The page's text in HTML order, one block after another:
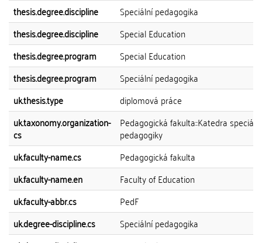
thesis.degree.discipline
Speciální pedagogika
thesis.degree.discipline
Special Education
thesis.degree.program
Special Education
thesis.degree.program
Speciální pedagogika
uk.thesis.type
diplomová práce
uk.taxonomy.organization-
cs
Pedagogická fakulta::Katedra speciální
pedagogiky
uk.faculty-name.cs
Pedagogická fakulta
uk.faculty-name.en
Faculty of Education
uk.faculty-abbr.cs
PedF
uk.degree-discipline.cs
Speciální pedagogika